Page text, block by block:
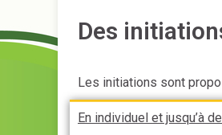
Des
Les initiations sont
En individuel et jusqu’à